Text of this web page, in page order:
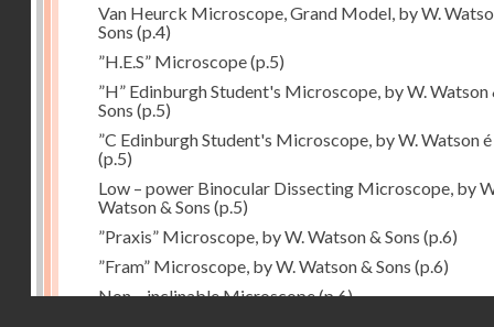
Van Heurck Microscope, Grand Model, by W.
Sons (p.4)
”H.E.S” Microscope(p.5)
”H” Edinburgh Student's Microscope, by W. Watson
Sons (p.5)
”C Edinburgh Student's Microscope, by W. Watson é
(p.5)
Low – power Binocular Dissecting Microscope, by
Watson & Sons (p.5)
”Praxis” Microscope, by W. Watson & Sons (p.6)
”Fram” Microscope, by W. Watson & Sons (p.6)
Non – inclinable Microscope(p.6)